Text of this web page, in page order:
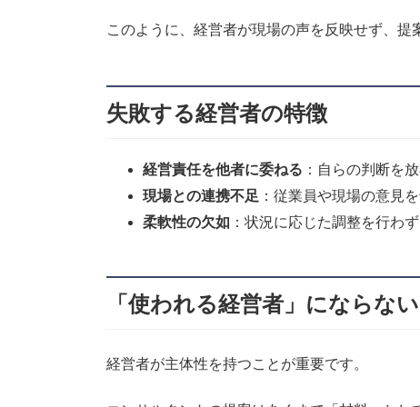
このように、経営者が現場の声を反映せず、提
失敗する経営者の特徴
経営責任を他者に委ねる ：自らの判断を
現場との連携不足 ：従業員や現場の意見
柔軟性の欠如 ：状況に応じた調整を行わ
「使われる経営者」にならな
経営者が主体性を持つことが重要です。